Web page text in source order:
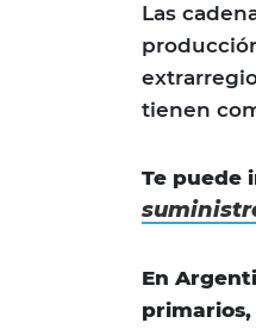
Las
tienen
Te puede
En